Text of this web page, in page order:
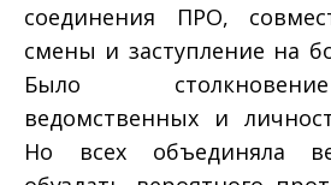
соединения ПРО,
смены и заступление на
Было
ведомственных и
Но всех объединяла